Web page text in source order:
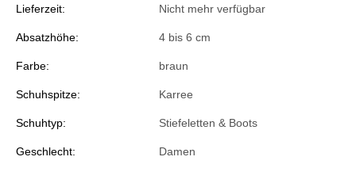
Lieferzeit: Nicht mehr verfügbar
Absatzhöhe: 4 bis 6 cm
Farbe: braun
Schuhspitze: Karree
Schuhtyp: Stiefeletten & Boots
Geschlecht: Damen